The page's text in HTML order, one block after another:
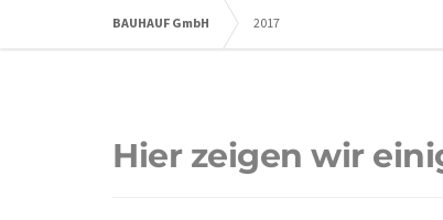
BAUHAUF GmbH 2017
Hier zeigen wir